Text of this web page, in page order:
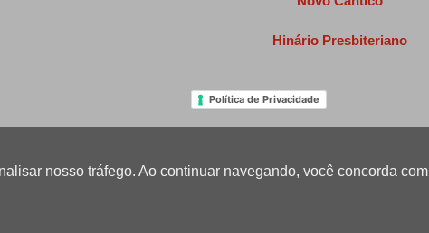
Hinário Presbiteriano
Política de Privacidade
nosso tráfego. Ao continuar navegando, você concorda com